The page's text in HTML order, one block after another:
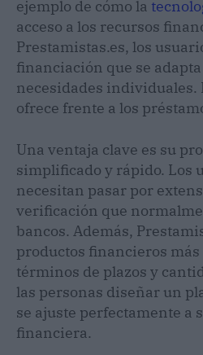
ejemplo de cómo la
acceso a los recursos
Prestamistas.es, los
financiación que se
necesidades individuales.
ofrece frente a los
Una ventaja clave es su
simplificado y rápido. Los
necesitan pasar por
verificación que
bancos. Además,
productos financieros
términos de plazos y
las personas diseñar un
se ajuste perfectamente a
financiera.